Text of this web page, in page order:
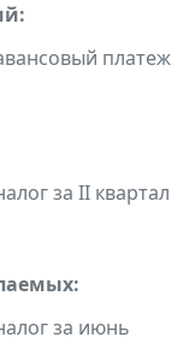
платеж
за II квартал
за июнь